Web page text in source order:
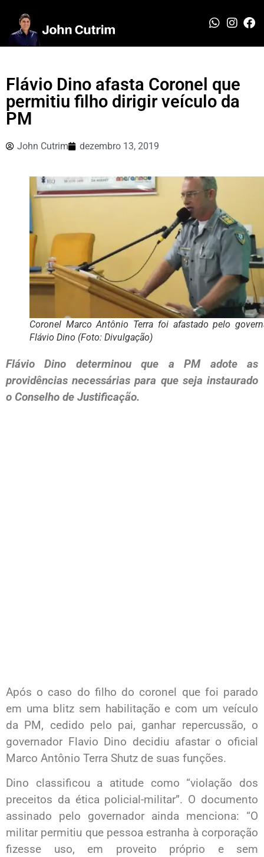
Flávio Dino afasta Coronel que
permitiu filho dirigir veículo da
PM
John Cutrim dezembro 13, 2019
Coronel Marco Antônio Terra foi afastado pelo
Flávio Dino (Foto: Divulgação)
Flávio Dino determinou que a PM adote as
providências necessárias para que seja instaurado
o Conselho de Justificação.
Após o caso do filho do coronel que foi parado
em uma blitz sem habilitação e com um veículo
da PM, cedido pelo pai, ganhar repercussão, o
governador Flavio Dino decidiu afastar o oficial
Marco Antônio Terra Shutz de suas funções.
Dino classificou a atitude como “violação dos
preceitos da ética policial-militar”. O documento
assinado pelo governador ainda menciona: “O
militar permitiu que pessoa estranha à corporação
fizesse uso, em proveito próprio e sem